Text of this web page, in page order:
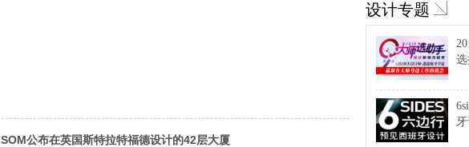
SOM公布在英国斯特拉特福德设计的42层大厦
设计专题